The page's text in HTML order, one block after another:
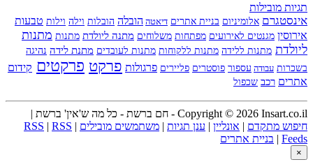
תגיות מובילות
אינסטגרם אלומיניום בניית אתרים דיאטה הובלה הובלות וילה וילות טבעות
אירוסין מגנטים לאירועים מפתחות משלוחים מתנה ליולדת מתנות מתנות
ליולדת מתנות ללידה מתנות ללקוחות מתנות לעובדים מתנת לידה נהיגה
בשכרות עבודה עספור פוסטרים פליירים פרגולות פרקט פרקטים קידום
אתרים רכב שכפול
Copyright © 2026 Insart.co.il - חם ברשת - כל מה ש'אין' ברשת |
חיפוש מתקדם | אונליין | ענן תגיות | משתמשים מובילים |
RSS | RSS
Feeds
| בניית אתרים
×